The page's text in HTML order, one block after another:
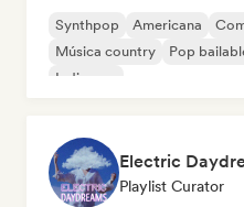
Synthpop Americana
Música country
Pop
Indie pop
Electric
Playlist Curator